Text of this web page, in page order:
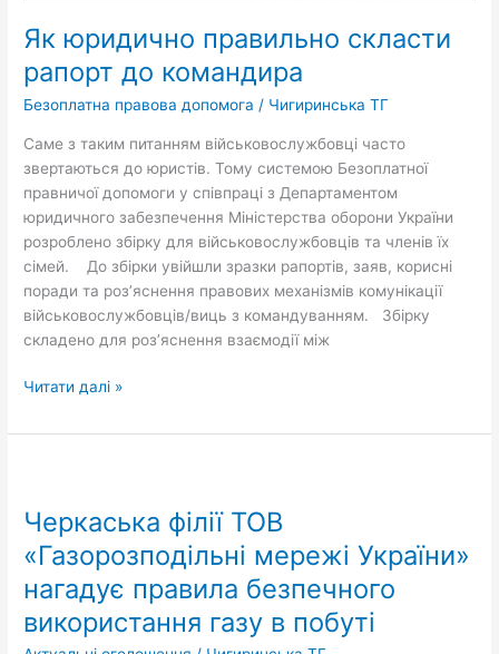
Як юридично правильно скласти
рапорт до командира
Безоплатна правова допомога / Чигиринська ТГ
Саме з таким питанням військовослужбовці часто
звертаються до юристів. Тому системою Безоплатної
правничої допомоги у співпраці з Департаментом
юридичного забезпечення Міністерства оборони України
розроблено збірку для військовослужбовців та членів їх
сімей. До збірки увійшли зразки рапортів, заяв, корисні
поради та роз’яснення правових механізмів комунікації
військовослужбовців/виць з командуванням. Збірку
складено для роз’яснення взаємодії між
Читати далі »
Черкаська філії ТОВ
«Газорозподільні мережі України»
нагадує правила безпечного
використання газу в побуті
ТОВ
«Газорозподільні
мережі
України»
нагадує
правила